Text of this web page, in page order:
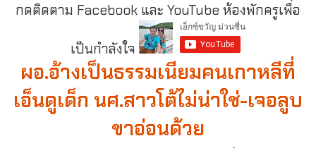
กดติดตาม Facebook และ YouTube ห้องพักครูเพื่อ
เป็นกำลังใจ
ผอ.อ้างเป็นธรรมเนียมคนเกาหลีที่
เอ็นดูเด็ก นศ.สาวโต้ไม่น่าใช่-เจอลูบ
ขาอ่อนด้วย